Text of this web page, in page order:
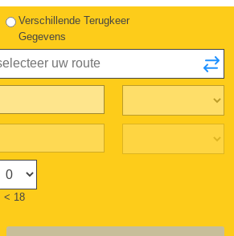
Verschillende Terugkeer
Gegevens
< 18